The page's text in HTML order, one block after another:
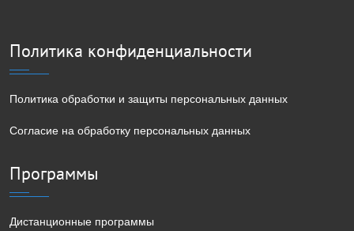
Политика конфиденциальности
Политика обработки и защиты персональных данных
Согласие на обработку персональных данных
Программы
Дистанционные программы